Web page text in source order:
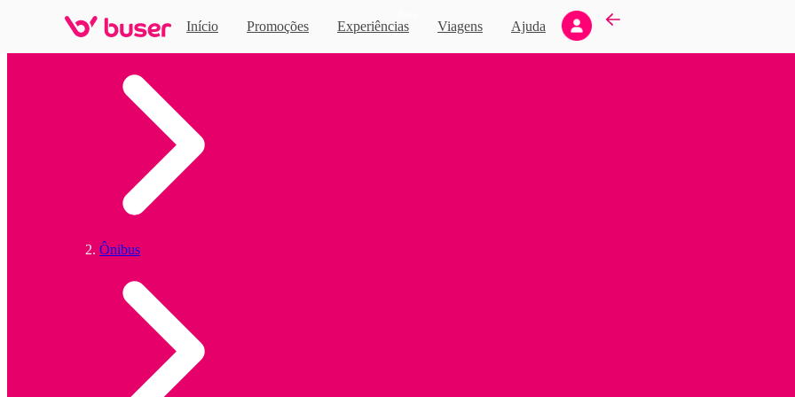
Início Promoções Experiências Viagens Ajuda
Ônibus